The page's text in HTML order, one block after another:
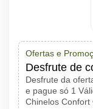
Ofertas e
Desfrute de
Desfrute da
e pague só 1
Chinelos Confort